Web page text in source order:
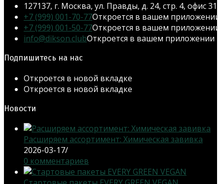
127137, г. Москва, ул. Правды, д. 24, стр. 4, офис 317
+7 (999) 001-70-77Откроется в вашем приложении
+7 (999) 001-50-77Откроется в вашем приложении
info@dikson.clubОткроется в вашем приложении
Подпишитесь на нас
Откроется в новой вкладке
Откроется в новой вкладке
Новости
Расширяем ассортимент: Химическая завивка
2026-03-17/
0 комментариев